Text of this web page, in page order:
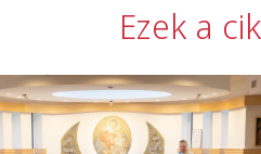
Ezek a